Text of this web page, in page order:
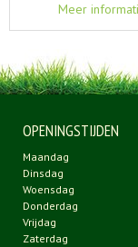
Meer
OPENINGSTIJDEN
Maandag
Dinsdag
Woensdag
Donderdag
Vrijdag
Zaterdag